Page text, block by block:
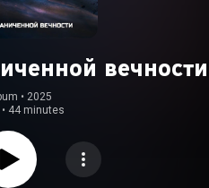
вечности
• 2025
• 44 minutes